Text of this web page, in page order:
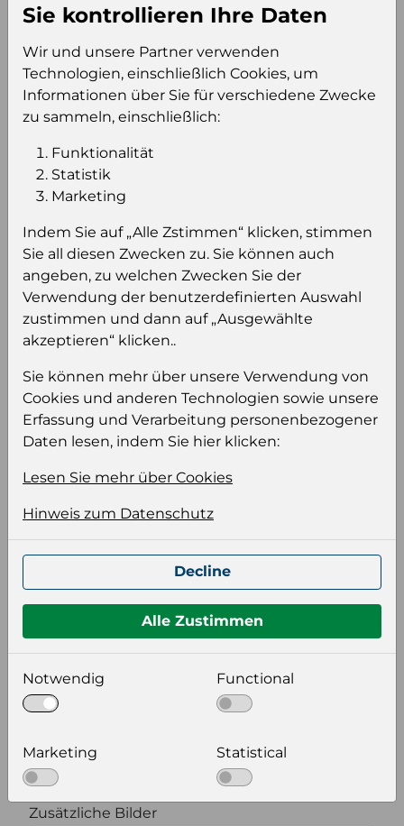
Stückzahl pro
Palette
600
Einloggen um den Preis zu
Sie müssen eingeloggt sein, um Preise zu
sehen und/oder dieses Produkt zu kaufen.
Einloggen Anmeldung für B2B Konto
Produktinformation
Wählen Sie eine Sprache und ein Format für
Ihre Produktdatei aus
Sprache
Keiner
Format auswählen
wählen Sie eine Auflösung für Ihr Bild aus
Optional weitere Produktinformationen zum
Download auswählen
Zusätzliche Bilder
Sie kontrollieren Ihre Daten
Wir und unsere Partner verwenden
Technologien, einschließlich Cookies, um
Informationen über Sie für verschiedene Zwecke
zu sammeln, einschließlich:
Funktionalität
Statistik
Marketing
Indem Sie auf „Alle Zstimmen“ klicken, stimmen
Sie all diesen Zwecken zu. Sie können auch
angeben, zu welchen Zwecken Sie der
Verwendung der benutzerdefinierten Auswahl
zustimmen und dann auf „Ausgewählte
akzeptieren“ klicken..
Sie können mehr über unsere Verwendung von
Cookies und anderen Technologien sowie unsere
Erfassung und Verarbeitung personenbezogener
Daten lesen, indem Sie hier klicken:
Lesen Sie mehr über Cookies
Hinweis zum Datenschutz
Decline
Alle Zustimmen
Notwendig Functional
Marketing Statistical